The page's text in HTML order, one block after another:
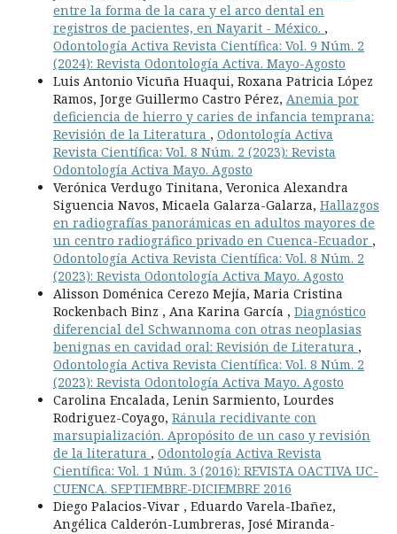
entre la forma de la cara y el arco dental en
registros de pacientes, en Nayarit - México. ,
Odontología Activa Revista Científica: Vol. 9 Núm. 2
(2024): Revista Odontología Activa. Mayo-Agosto
Luis Antonio Vicuña Huaqui, Roxana Patricia López
Ramos, Jorge Guillermo Castro Pérez, Anemia por
deficiencia de hierro y caries de infancia temprana:
Revisión de la Literatura , Odontología Activa
Revista Científica: Vol. 8 Núm. 2 (2023): Revista
Odontología Activa Mayo. Agosto
Verónica Verdugo Tinitana, Veronica Alexandra
Siguencia Navos, Micaela Galarza-Galarza, Hallazgos
en radiografías panorámicas en adultos mayores de
un centro radiográfico privado en Cuenca-Ecuador ,
Odontología Activa Revista Científica: Vol. 8 Núm. 2
(2023): Revista Odontología Activa Mayo. Agosto
Alisson Doménica Cerezo Mejía, Maria Cristina
Rockenbach Binz , Ana Karina García , Diagnóstico
diferencial del Schwannoma con otras neoplasias
benignas en cavidad oral: Revisión de Literatura ,
Odontología Activa Revista Científica: Vol. 8 Núm. 2
(2023): Revista Odontología Activa Mayo. Agosto
Carolina Encalada, Lenin Sarmiento, Lourdes
Rodriguez-Coyago, Ránula recidivante con
marsupialización. Apropósito de un caso y revisión
de la literatura , Odontología Activa Revista
Científica: Vol. 1 Núm. 3 (2016): REVISTA OACTIVA UC-
CUENCA. SEPTIEMBRE-DICIEMBRE 2016
Diego Palacios-Vivar , Eduardo Varela-Ibañez,
Angélica Calderón-Lumbreras, José Miranda-